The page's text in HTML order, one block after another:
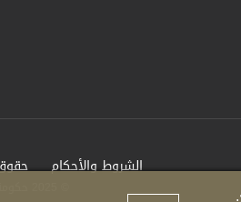
الشروط والأحكام